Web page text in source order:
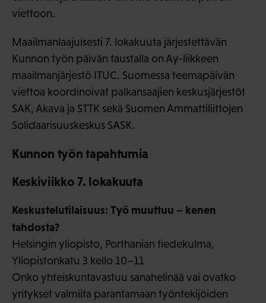
viettoon.
Maailmanlaajuisesti 7. lokakuuta järjestettävän
Kunnon työn päivän taustalla on Ay-liikkeen
maailmanjärjestö ITUC. Suomessa teemapäivän
viettoa koordinoivat palkansaajien keskusjärjestöt
SAK, Akava ja STTK sekä Suomen Ammattiliittojen
Solidaarisuuskeskus SASK.
Kunnon työn tapahtumia
Keskiviikko 7. lokakuuta
Keskustelutilaisuus: Työ muuttuu – kenen
tahdosta?
Helsingin yliopisto, Porthanian tiedekulma,
Yliopistonkatu 3 kello 10–11
Onko yhteiskuntavastuu sanahelinää vai ovatko
yritykset valmiita parantamaan työntekijöiden